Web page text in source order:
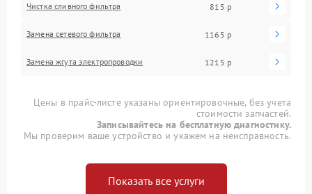
Чистка сливного фильтра 815 р
Замена сетевого фильтра 1165 р
Замена жгута электропроводки 1215 р
Цены в прайс-листе указаны ориентировочные, без учета
стоимости запчастей.
Записывайтесь на бесплатную диагностику.
Мы проверим ваше устройство и укажем на неисправность.
Показать все услуги